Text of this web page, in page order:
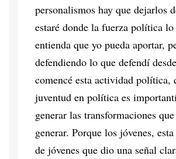
personalismos hay que dejarlos
estaré donde la fuerza política
entienda que yo pueda aportar,
defendiendo lo que defendí
comencé esta actividad política,
juventud en política es
generar las transformaciones
generar. Porque los jóvenes,
de jóvenes que dio una señal